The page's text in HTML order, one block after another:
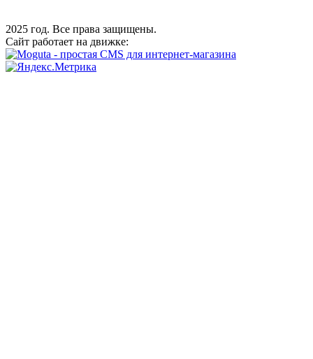
2025 год. Все права защищены.
Сайт работает на движке: